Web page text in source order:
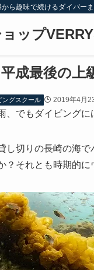
ら趣味で続けるダイバー
ップ
平成最後の上
ングスクール 2019年4月
、でもダイビングに
し切りの長崎の海
？それとも時期的